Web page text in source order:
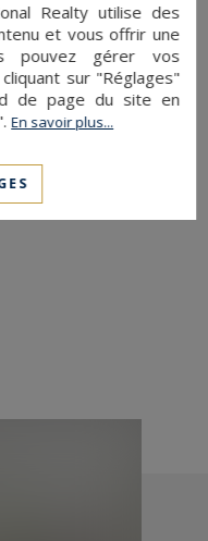
de 9,53 m²
de
Realty
Realty utilise des
et vous offrir une
pouvez gérer vos
sur "Réglages"
de page du site en
En savoir plus...